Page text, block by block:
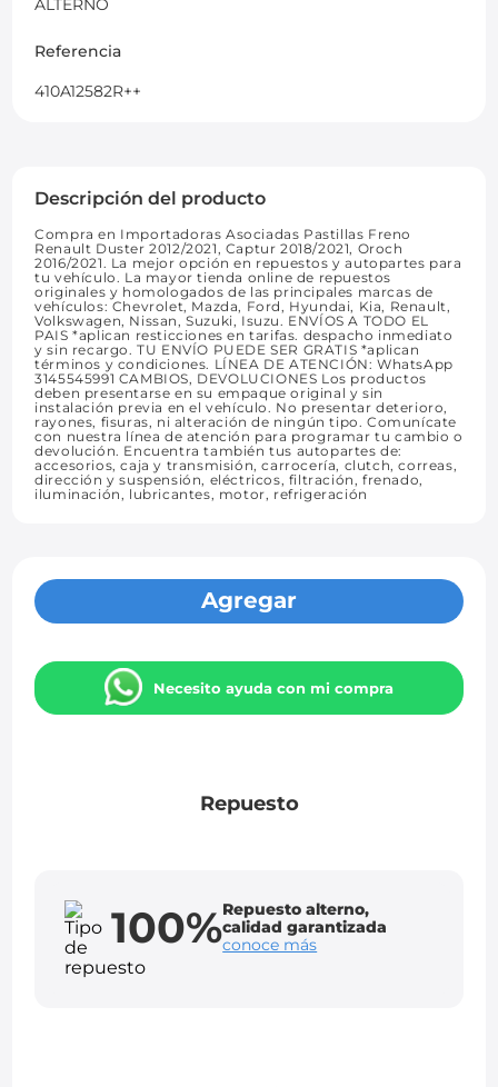
ALTERNO
Referencia
410A12582R++
Descripción del producto
Compra en Importadoras Asociadas Pastillas Freno
Renault Duster 2012/2021, Captur 2018/2021, Oroch
2016/2021. La mejor opción en repuestos y autopartes para
tu vehículo. La mayor tienda online de repuestos
originales y homologados de las principales marcas de
vehículos: Chevrolet, Mazda, Ford, Hyundai, Kia, Renault,
Volkswagen, Nissan, Suzuki, Isuzu. ENVÍOS A TODO EL
PAIS *aplican resticciones en tarifas. despacho inmediato
y sin recargo. TU ENVÍO PUEDE SER GRATIS *aplican
términos y condiciones. LÍNEA DE ATENCIÓN: WhatsApp
3145545991 CAMBIOS, DEVOLUCIONES Los productos
deben presentarse en su empaque original y sin
instalación previa en el vehículo. No presentar deterioro,
rayones, fisuras, ni alteración de ningún tipo. Comunícate
con nuestra línea de atención para programar tu cambio o
devolución. Encuentra también tus autopartes de:
accesorios, caja y transmisión, carrocería, clutch, correas,
dirección y suspensión, eléctricos, filtración, frenado,
iluminación, lubricantes, motor, refrigeración
Agregar
Necesito ayuda con mi compra
Repuesto
100%Repuesto alterno,
calidad garantizada
conoce más